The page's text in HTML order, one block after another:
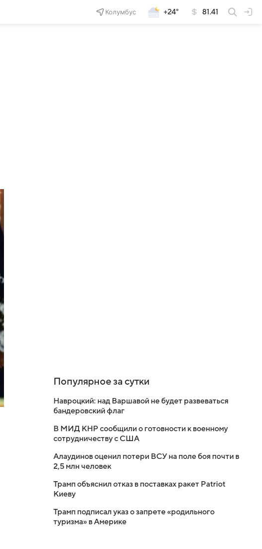
Колумбус +24° 81.41
Популярное за сутки
Навроцкий: над Варшавой не будет развеваться
бандеровский флаг
В МИД КНР сообщили о готовности к военному
сотрудничеству с США
Алаудинов оценил потери ВСУ на поле боя почти в
2,5 млн человек
Трамп объяснил отказ в поставках ракет Patriot
Киеву
Трамп подписал указ о запрете «родильного
туризма» в Америке